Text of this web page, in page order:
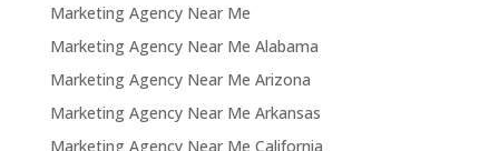
Marketing Agency Near Me
Marketing Agency Near Me Alabama
Marketing Agency Near Me Arizona
Marketing Agency Near Me Arkansas
Marketing Agency Near Me California